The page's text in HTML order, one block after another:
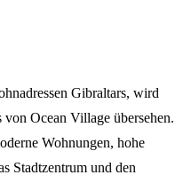
Gibraltars, wird
Ocean Village übersehen.
Wohnungen, hohe
Stadtzentrum und den